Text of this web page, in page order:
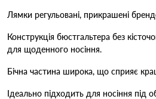
Лямки регульовані, прикрашені
Конструкція бюстгальтера без
для щоденного носіння.
Бічна частина широка, що сприяє
Ідеально підходить для носіння під